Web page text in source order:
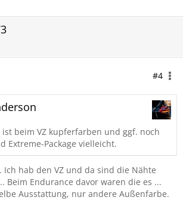
#4
ist beim VZ kupferfarben und ggf. noch
Extreme-Package vielleicht.
Ich hab den VZ und da sind die Nähte
Beim Endurance davor waren die es ...
Ausstattung, nur andere Außenfarbe.